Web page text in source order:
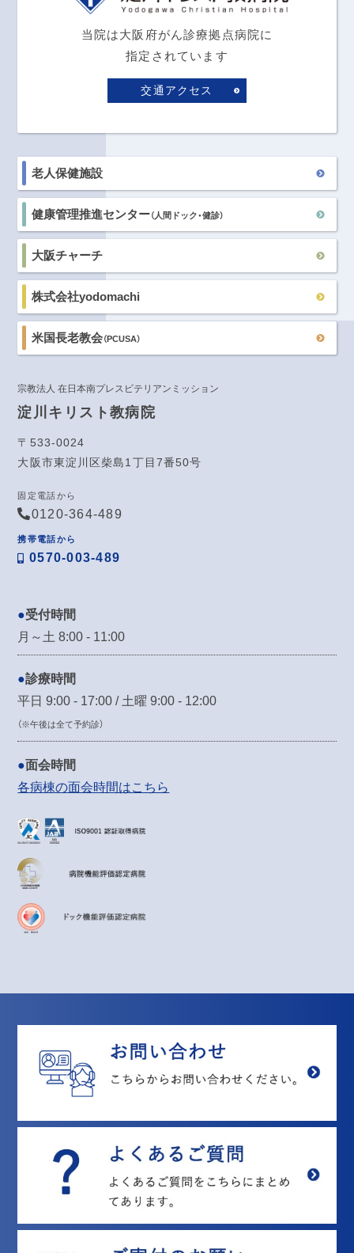
当院は大阪府がん診療拠点病院に
指定されています
交通アクセス
老人保健施設
健康管理推進センター（人間ドック・健診）
大阪チャーチ
株式会社yodomachi
米国長老教会（PCUSA）
宗教法人 在日本南プレスビテリアンミッション
淀川キリスト教病院
〒533-0024
大阪市東淀川区柴島1丁目7番50号
固定電話から
0120-364-489
携帯電話から
0570-003-489
受付時間
月～土 8:00 - 11:00
診療時間
平日 9:00 - 17:00 / 土曜 9:00 - 12:00
（※午後は全て予約診）
面会時間
各病棟の面会時間はこちら